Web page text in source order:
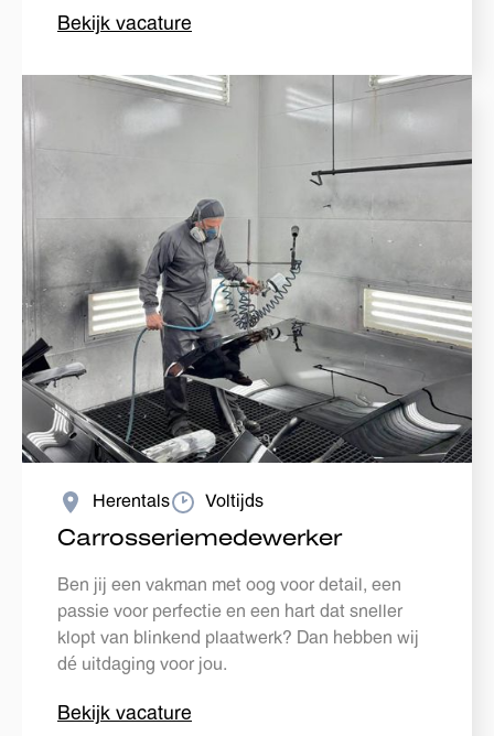
Bekijk vacature
Herentals Voltijds
Carrosseriemedewerker
Ben jij een vakman met oog voor detail, een
passie voor perfectie en een hart dat sneller
klopt van blinkend plaatwerk? Dan hebben wij
dé uitdaging voor jou.
Bekijk vacature